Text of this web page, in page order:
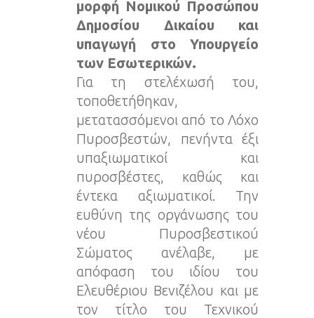
μορφή Νομικού Προσώπου
Δημοσίου Δικαίου και
υπαγωγή στο Υπουργείο
των Εσωτερικών.
Για τη στελέχωσή του,
τοποθετήθηκαν,
μετατασσόμενοι από το Λόχο
Πυροσβεστών, πενήντα έξι
υπαξιωματικοί και
πυροσβέστες, καθώς και
έντεκα αξιωματικοί. Την
ευθύνη της οργάνωσης του
νέου Πυροσβεστικού
Σώματος ανέλαβε, με
απόφαση του ιδίου του
Ελευθέριου Βενιζέλου και με
τον τίτλο του Τεχνικού